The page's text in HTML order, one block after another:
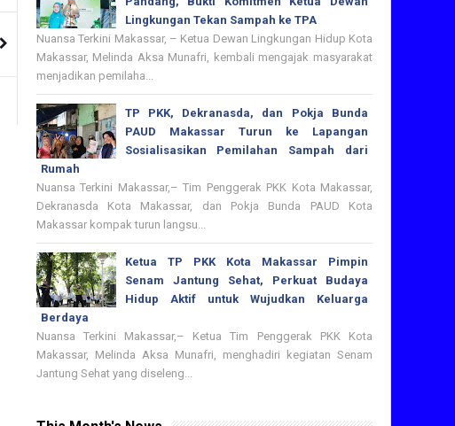
Lingkungan Tekan Sampah ke TPA
Nuansa Terkini Makassar, – Ketua Dewan Lingkungan Hidup Kota
Makassar, Melinda Aksa Munafri, kembali mengajak masyarakat
menjadikan pemilaha...
TP PKK, Dekranasda, dan Pokja Bunda
PAUD Makassar Turun ke Lapangan
Sosialisasikan Pemilahan Sampah dari
Rumah
Nuansa Terkini Makassar,– Tim Penggerak PKK Kota Makassar,
Dekranasda Kota Makassar, dan Pokja Bunda PAUD Kota
Makassar kompak turun langsu...
Ketua TP PKK Kota Makassar Pimpin
Senam Jantung Sehat, Perkuat Budaya
Hidup Aktif untuk Wujudkan Keluarga
Berdaya
Nuansa Terkini Makassar,– Ketua Tim Penggerak PKK Kota
Makassar, Melinda Aksa Munafri, menghadiri kegiatan Senam
Jantung Sehat yang diseleng...